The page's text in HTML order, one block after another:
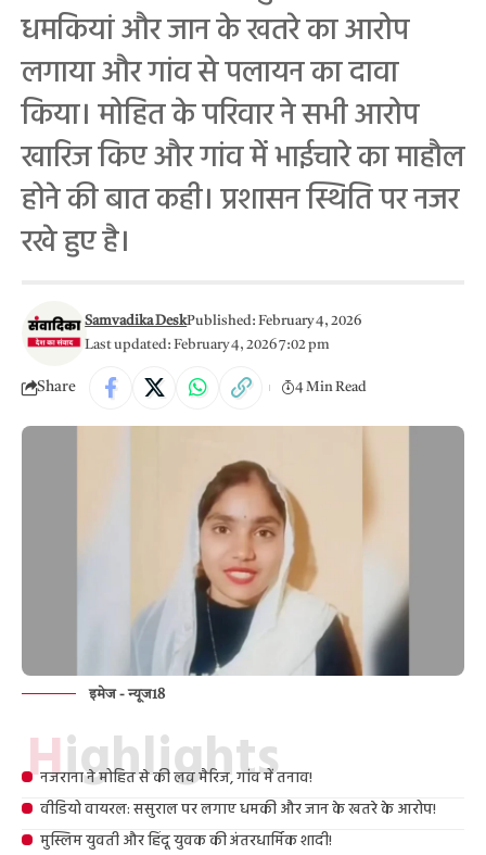
धमकियां और जान के खतरे का आरोप
लगाया और गांव से पलायन का दावा
किया। मोहित के परिवार ने सभी आरोप
खारिज किए और गांव में भाईचारे का माहौल
होने की बात कही। प्रशासन स्थिति पर नजर
रखे हुए है।
Last updated: February 4, 2026 7:02 pm
Samvadika DeskPublished: February 4, 2026
Share 4 Min Read
इमेज - न्यूज18
Highlights
नजराना ने मोहित से की लव मैरिज, गांव में तनाव!
वीडियो वायरल: ससुराल पर लगाए धमकी और जान के खतरे के आरोप!
मुस्लिम युवती और हिंदू युवक की अंतरधार्मिक शादी!